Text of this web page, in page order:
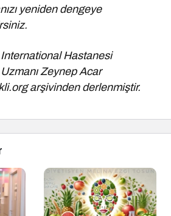
yeniden dengeye
Hastanesi
Zeynep Acar
arşivinden derlenmiştir.